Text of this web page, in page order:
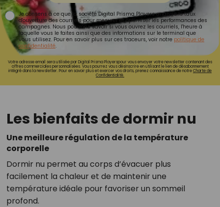
Je consens à ce que la société Digital Prisma Players analyse le taux
d'ouverture des courriels pour mesurer et optimiser les performances des
campagnes. Nous pourrons savoir si vous ouvrez les courriels, l'heure à
laquelle vous le faites ainsi que des informations sur le terminal que
vous utilisez. Pour en savoir plus sur ces traceurs, voir notre politique de
confidentialité.
Votre adresse email sera utilisée par Digital Prisma Playerspour vous envoyer votre newsletter contenant des
offres commerciales personnalisées. Vous pourrez vous désinscrire en utilisant le lien de désabonnement
intégré dans la newsletter. Pour en savoir plus et exercer vos droits, prenez connaissance de notreCharte de
Confidentialité.
Les bienfaits de dormir nu
Une meilleure régulation de la température
corporelle
Dormir nu permet au corps d’évacuer plus
facilement la chaleur et de maintenir une
température idéale pour favoriser un sommeil
profond.